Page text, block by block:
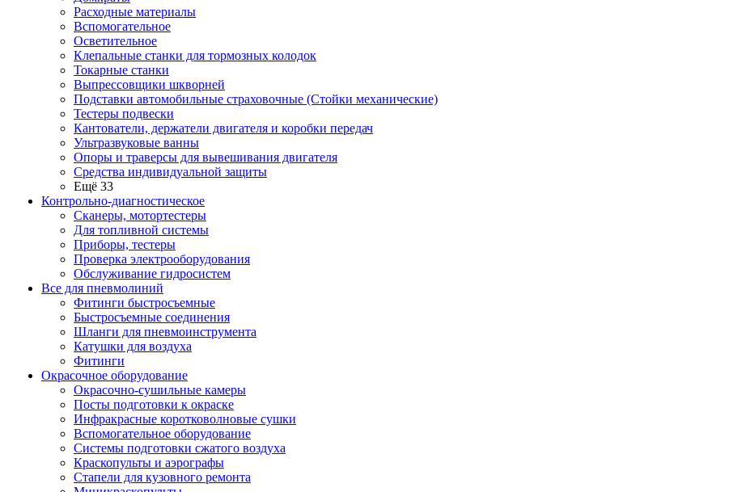
Расходные материалы
Вспомогательное
Осветительное
Клепальные станки для тормозных колодок
Токарные станки
Выпрессовщики шкворней
Подставки автомобильные страховочные (Стойки механические)
Тестеры подвески
Кантователи, держатели двигателя и коробки передач
Ультразвуковые ванны
Опоры и траверсы для вывешивания двигателя
Средства индивидуальной защиты
Ещё 33
Контрольно-диагностическое
Сканеры, мотортестеры
Для топливной системы
Приборы, тестеры
Проверка электрооборудования
Обслуживание гидросистем
Все для пневмолиний
Фитинги быстросъемные
Быстросъемные соединения
Шланги для пневмоинструмента
Катушки для воздуха
Фитинги
Окрасочное оборудование
Окрасочно-сушильные камеры
Посты подготовки к окраске
Инфракрасные коротковолновые сушки
Вспомогательное оборудование
Системы подготовки сжатого воздуха
Краскопульты и аэрографы
Стапели для кузовного ремонта